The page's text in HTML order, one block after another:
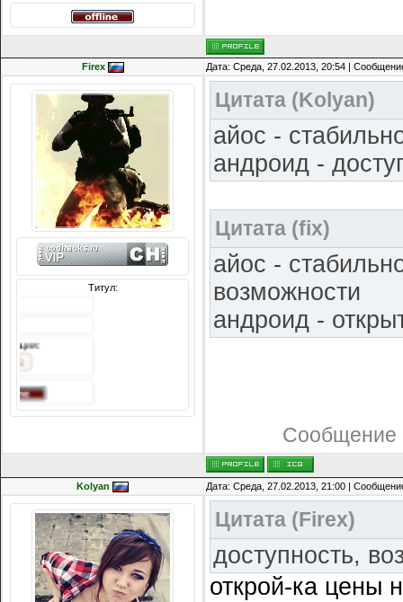
Firex Дата: Среда, 27.02.2013, 20:54 |
Титул:
Цитата (Kolyan)
айос -
андроид -
Цитата (fix)
айос -
возможности
андроид -
Сообщение
Kolyan Дата: Среда, 27.02.2013, 21:00 |
Цитата (Firex)
доступность,
открой-ка цены